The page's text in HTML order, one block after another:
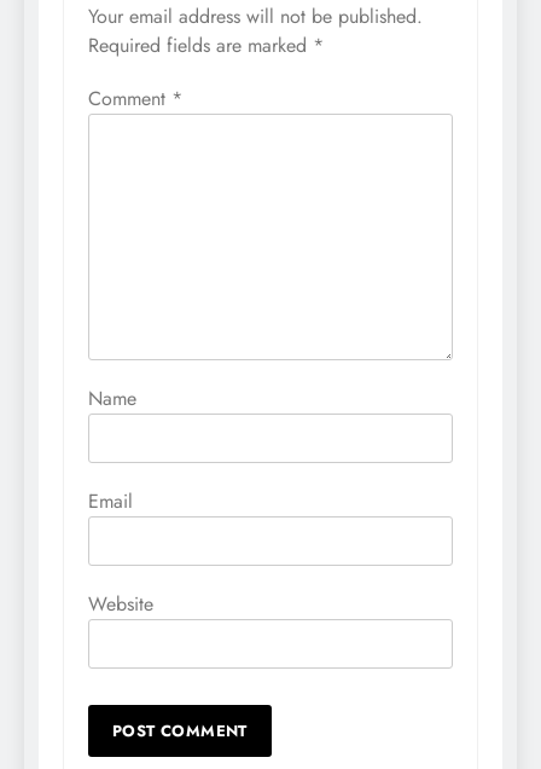
Your email address will not be published.
Required fields are marked *
Comment *
Name
Email
Website